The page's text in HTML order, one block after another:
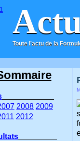
Toute l'actu de la
CONTACT
2008 2009
2012